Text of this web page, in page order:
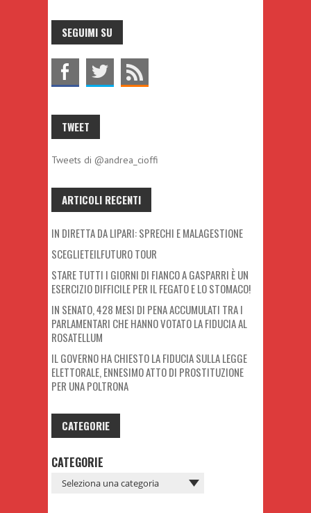
SEGUIMI SU
TWEET
Tweets di @andrea_cioffi
ARTICOLI RECENTI
IN DIRETTA DA LIPARI: SPRECHI E MALAGESTIONE
SCEGLIETEILFUTURO TOUR
STARE TUTTI I GIORNI DI FIANCO A GASPARRI È UN
ESERCIZIO DIFFICILE PER IL FEGATO E LO STOMACO!
IN SENATO, 428 MESI DI PENA ACCUMULATI TRA I
PARLAMENTARI CHE HANNO VOTATO LA FIDUCIA AL
ROSATELLUM
IL GOVERNO HA CHIESTO LA FIDUCIA SULLA LEGGE
ELETTORALE, ENNESIMO ATTO DI PROSTITUZIONE
PER UNA POLTRONA
CATEGORIE
CATEGORIE